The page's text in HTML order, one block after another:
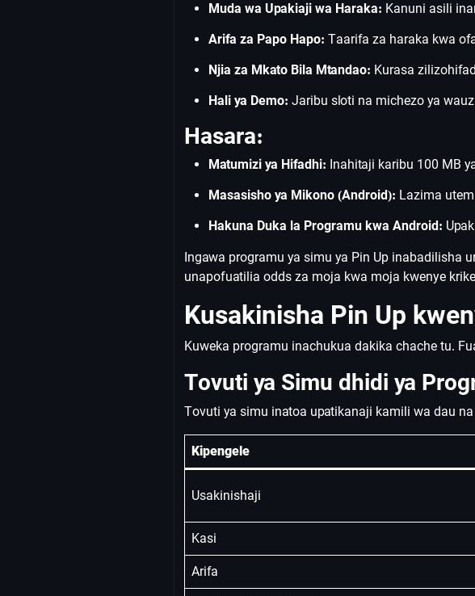
Muda wa Upakiaji wa Haraka: Kanuni asili
Arifa za Papo Hapo: Taarifa za haraka kwa
Njia za Mkato Bila Mtandao: Kurasa
Hali ya Demo: Jaribu sloti na michezo ya
Hasara:
Matumizi ya Hifadhi: Inahitaji karibu 100 MB
Masasisho ya Mikono (Android): Lazima
Hakuna Duka la Programu kwa Android:
Ingawa programu ya simu ya Pin Up inabadilisha
unapofuatilia odds za moja kwa moja kwenye
Kusakinisha Pin Up
Kuweka programu inachukua dakika chache tu.
Tovuti ya Simu dhidi ya
Tovuti ya simu inatoa upatikanaji kamili wa dau
Kipengele
Usakinishaji
Kasi
Arifa